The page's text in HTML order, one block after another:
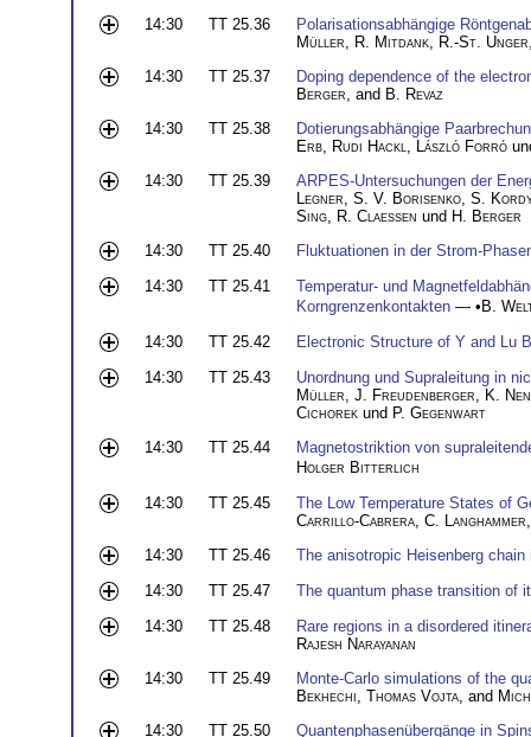
14:30
TT 25.36
Polarisationsabhängige
Müller
R. Mitdank R.-St. Unger
14:30
TT 25.37
Doping dependence of the
Berger , and B. Revaz
14:30
TT 25.38
Dotierungsabhängige
Erb Rudi Hackl László Forró
14:30
TT 25.39
ARPES-Untersuchungen der
Legner S. V. Borisenko S.
Sing R. Claessen und H. Berger
14:30
TT 25.40
Fluktuationen in der Strom-
14:30
TT 25.41
Temperatur- und
Korngrenzenkontakten — • B.
14:30
TT 25.42
Electronic Structure of Y and Lu
14:30
TT 25.43
Unordnung und Supraleitung in
Müller J. Freudenberger
K.
Cichorek und P. Gegenwart
14:30
TT 25.44
Magnetostriktion von
Holger Bitterlich
14:30
TT 25.45
The Low Temperature States of
Carrillo-Cabrera C. Langhammer
14:30
TT 25.46
The anisotropic Heisenberg
14:30
TT 25.47
The quantum phase transition of
14:30
TT 25.48
Rare regions in a disordered
Rajesh Narayanan
14:30
TT 25.49
Monte-Carlo simulations of the
Bekhechi Thomas Vojta , and
14:30
TT 25.50 Quantenphasenübergänge in